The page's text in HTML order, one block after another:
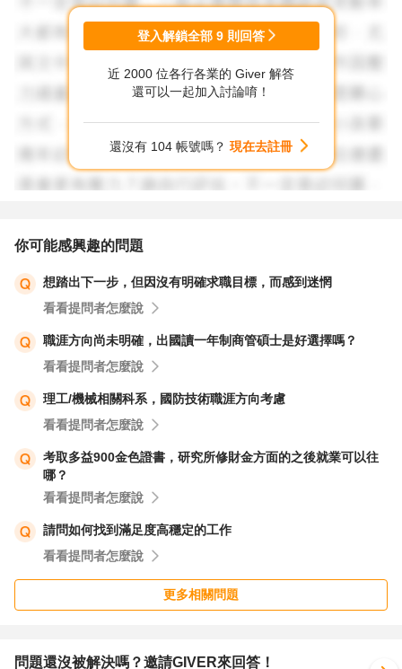
產業的職缺應具備的條件，是您很好的求職輔助工具，建議
以上分享，謝謝！
登入解鎖全部 9 則回答
近 2000 位各行各業的 Giver 解答
還可以一起加入討論唷！
還沒有 104 帳號嗎？ 現在去註冊
你可能感興趣的問題
想踏出下一步，但因沒有明確求職目標，而感到迷惘
看看提問者怎麼說
職涯方向尚未明確，出國讀一年制商管碩士是好選擇嗎？
看看提問者怎麼說
理工/機械相關科系，國防技術職涯方向考慮
看看提問者怎麼說
考取多益900金色證書，研究所修財金方面的之後就業可以往
哪？
看看提問者怎麼說
請問如何找到滿足度高穩定的工作
看看提問者怎麼說
更多相關問題
問題還沒被解決嗎？邀請GIVER來回答！